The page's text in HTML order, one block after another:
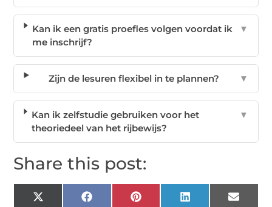
Kan ik een gratis proefles volgen voordat ik
me inschrijf?
▼
Zijn de lesuren flexibel in te plannen? ▼
Kan ik zelfstudie gebruiken voor het
theoriedeel van het rijbewijs?
▼
Share this post:
X Facebook Pinterest LinkedIn Email